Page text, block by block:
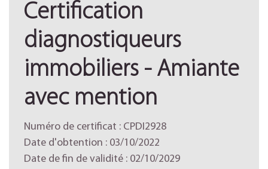
Certification
diagnostiqueurs
immobiliers - Amiante
avec mention
Numéro de certificat : CPDI2928
Date d'obtention : 03/10/2022
Date de fin de validité : 02/10/2029